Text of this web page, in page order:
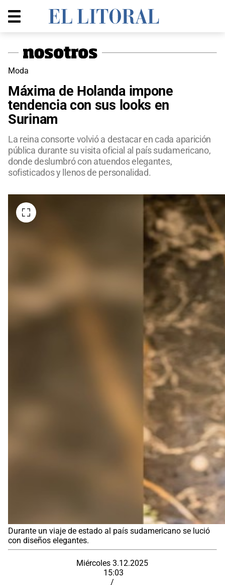
Moda
Máxima de Holanda impone
tendencia con sus looks en
Surinam
La reina consorte volvió a destacar en cada aparición
pública durante su visita oficial al país sudamericano,
donde deslumbró con atuendos elegantes,
sofisticados y llenos de personalidad.
Durante un viaje de estado al país sudamericano se lució
con diseños elegantes.
Miércoles 3.12.2025
15:03
/